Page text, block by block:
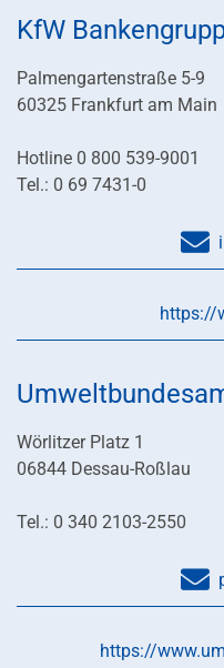
KfW
Palmengartenstraße 5-9
60325 Frankfurt am Main
Hotline 0 800 539-9001
Tel.: 0 69 7431-0
https://
Wörlitzer Platz 1
06844 Dessau-Roßlau
Tel.: 0 340 2103-2550
https://